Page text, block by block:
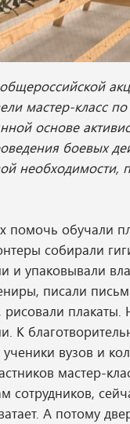
мастер-класс по
основе
боевых
необходимости,
помочь обучали
собирали
и упаковывали
писали
К
вузов и
мастер-
сотрудников,
А потому